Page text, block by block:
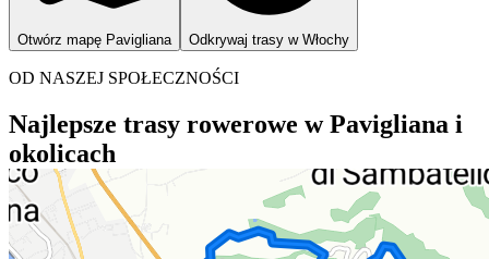
Otwórz mapę Pavigliana Odkrywaj trasy w Włochy
OD NASZEJ SPOŁECZNOŚCI
Najlepsze trasy rowerowe w Pavigliana i
okolicach